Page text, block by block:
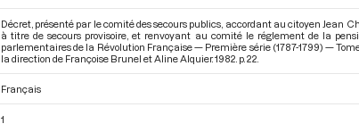
Décret, présenté par le comité des secours publics, accordant au citoyen Jean
à titre de secours provisoire, et renvoyant au comité le réglement de la
parlementaires de la Révolution Française — Première série (1787-1799) —
la direction de Françoise Brunel et Aline Alquier. 1982. p. 22.
Français
1